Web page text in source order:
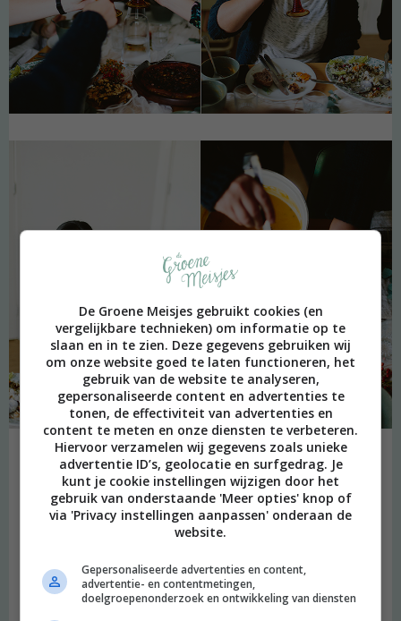
Michelle en Precilla (nichtjes,) vertellen over hoe zij van huis uit
hebben geleerd, van hun moeders, dat voedselverspilling
absoluut not done is. En het is grappig, want sinds Precilla vaker
bij mij over de vloer komt, staat mijn koelkast aanzienlijk voller
weggooien, dat doe je gewoon niet, hebben zij geleerd. Zo zat ik
gisteravond nog een restje nasi te eten en staat er een bak soep in
mijn vriezer. Het is ook leuk, want Precilla weet van niets iets te
De Groene Meisjes gebruikt cookies (en
vergelijkbare technieken) om informatie op te
slaan en in te zien. Deze gegevens gebruiken wij
om onze website goed te laten functioneren, het
gebruik van de website te analyseren,
gepersonaliseerde content en advertenties te
tonen, de effectiviteit van advertenties en
content te meten en onze diensten te verbeteren.
Hiervoor verzamelen wij gegevens zoals unieke
advertentie ID’s, geolocatie en surfgedrag. Je
kunt je cookie instellingen wijzigen door het
gebruik van onderstaande 'Meer opties' knop of
via 'Privacy instellingen aanpassen' onderaan de
website.
Gepersonaliseerde advertenties en content,
advertentie- en contentmetingen,
doelgroepenonderzoek en ontwikkeling van diensten